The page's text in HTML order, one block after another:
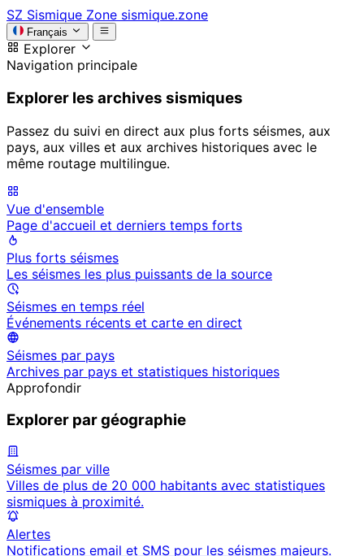
SZ Sismique Zone sismique.zone
Français
Explorer
Navigation principale
Explorer les archives sismiques
Passez du suivi en direct aux plus forts séismes, aux
pays, aux villes et aux archives historiques avec le
même routage multilingue.
Vue d'ensemble
Page d'accueil et derniers temps forts
Plus forts séismes
Les séismes les plus puissants de la source
Séismes en temps réel
Événements récents et carte en direct
Séismes par pays
Archives par pays et statistiques historiques
Approfondir
Explorer par géographie
Séismes par ville
Villes de plus de 20 000 habitants avec statistiques
sismiques à proximité.
Alertes
Notifications email et SMS pour les séismes majeurs.